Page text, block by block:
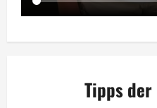
Tipps